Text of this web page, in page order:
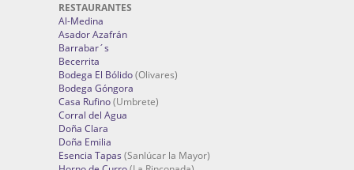
RESTAURANTES
Al-Medina
Asador Azafrán
Barrabar´s
Becerrita
Bodega El Bólido(Olivares)
Bodega Góngora
Casa Rufino(Umbrete)
Corral del Agua
Doña Clara
Doña Emilia
Esencia Tapas (Sanlúcar la Mayor)